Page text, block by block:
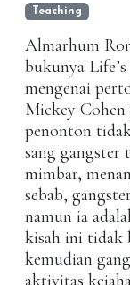
Teaching
Almarhum
bukunya
mengenai
Mickey
penonton
sang gangster
mimbar,
sebab,
namun ia
kisah ini tidak
kemudian